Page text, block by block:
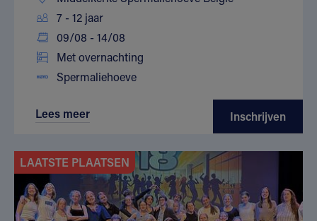
7 - 12 jaar
09/08 - 14/08
Met overnachting
Spermaliehoeve
Lees meer Inschrijven
LAATSTE PLAATSEN